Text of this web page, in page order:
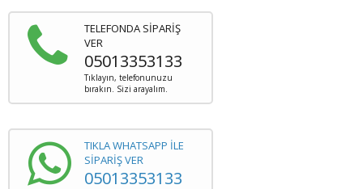
TELEFONDA SİPARİŞ
VER
05013353133
Tıklayın, telefonunuzu
bırakın. Sizi arayalım.
TIKLA WHATSAPP İLE
SİPARİŞ VER
05013353133